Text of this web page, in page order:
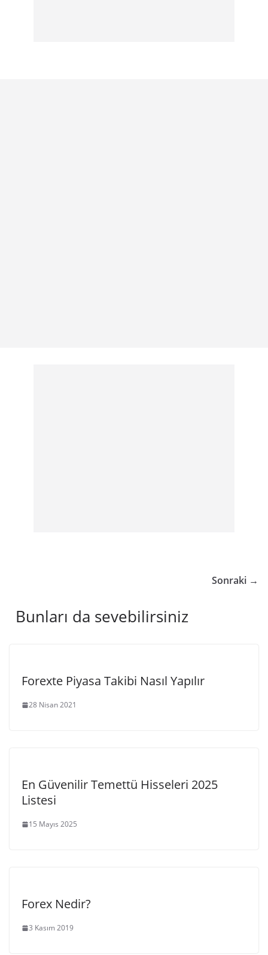
Sonraki →
Bunları da sevebilirsiniz
Forexte Piyasa Takibi Nasıl Yapılır
28 Nisan 2021
En Güvenilir Temettü Hisseleri 2025
Listesi
15 Mayıs 2025
Forex Nedir?
3 Kasım 2019